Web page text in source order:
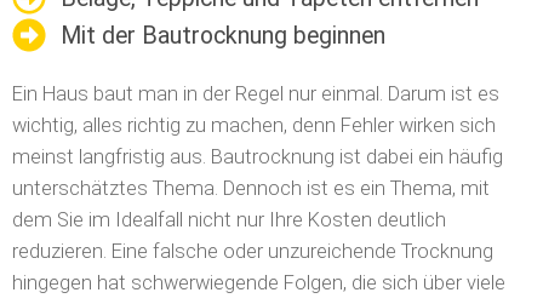
Mit der Bautrocknung beginnen
Ein Haus baut man in der Regel nur einmal. Darum ist es
wichtig, alles richtig zu machen, denn Fehler wirken sich
meinst langfristig aus. Bautrocknung ist dabei ein häufig
unterschätztes Thema. Dennoch ist es ein Thema, mit
dem Sie im Idealfall nicht nur Ihre Kosten deutlich
reduzieren. Eine falsche oder unzureichende Trocknung
hingegen hat schwerwiegende Folgen, die sich über viele